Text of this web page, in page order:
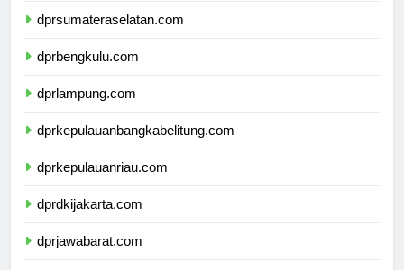
dprsumateraselatan.com
dprbengkulu.com
dprlampung.com
dprkepulauanbangkabelitung.com
dprkepulauanriau.com
dprdkijakarta.com
dprjawabarat.com